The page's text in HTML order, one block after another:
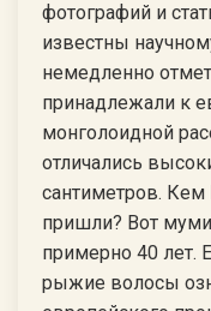
фотографий и
известны
немедленно
принадлежали к
монголоидной
отличались
сантиметров.
пришли? Вот
примерно 40 лет.
рыжие волосы